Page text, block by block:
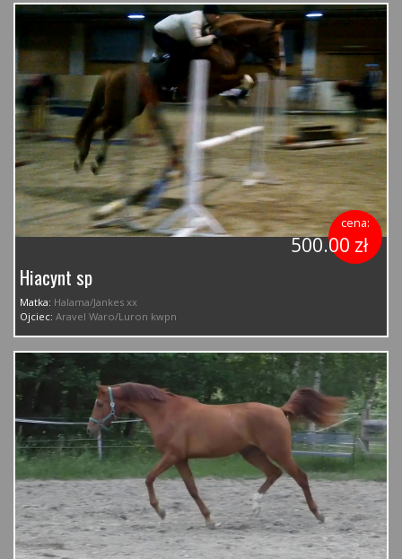
cena:
500.00 zł
Hiacynt sp
Matka: Halama/Jankes xx
Ojciec: Aravel Waro/Luron kwpn